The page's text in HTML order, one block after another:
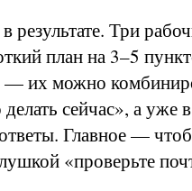
результате. Три
план на 3–5
их можно
сейчас», а
Главное —
«проверьте